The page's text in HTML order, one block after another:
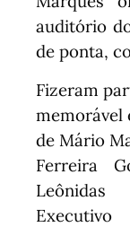
auditório
de ponta,
Fizeram
memorável
de Mário
Ferreira